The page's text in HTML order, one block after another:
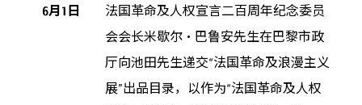
6月1日
法国革命及人权宣言二百周年纪念委员
会会长米歇尔・巴鲁安先生在巴黎市政
厅向池田先生递交“法国革命及浪漫主义
展”出品目录，以作为“法国革命及人权